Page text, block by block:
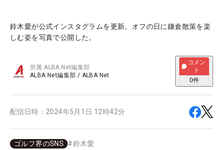
鈴木愛が公式インスタグラムを更新。オフの日に鎌倉散策を楽
しむ姿を写真で公開した。
所属ALBA Net編集部
ALBA Net編集部 / ALBA Net
コメン
ト
0件
配信日時： 2024年5月1日 12時42分
ゴルフ界のSNS #鈴木愛